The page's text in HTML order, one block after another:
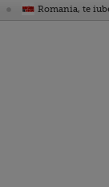
Romania, te